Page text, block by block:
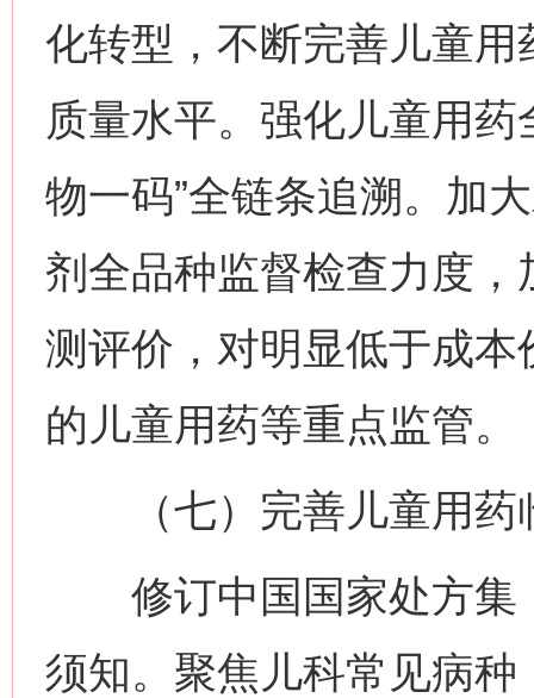
化转型，不断完善儿童
质量水平。强化儿童用
物一码”全链条追溯。加
剂全品种监督检查力度
测评价，对明显低于成
的儿童用药等重点监管。
（七）完善儿童用药
修订中国国家处方集
须知。聚焦儿科常见病